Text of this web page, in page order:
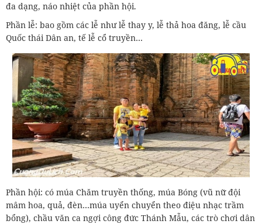
đa dạng, náo nhiệt của phần hội.
Phần lễ: bao gồm các lễ như lễ thay y, lễ thả hoa đăng, lễ cầu
Quốc thái Dân an, tế lễ cổ truyền…
Phần hội: có múa Chăm truyền thống, múa Bóng (vũ nữ đội
mâm hoa, quả, đèn…múa uyển chuyển theo điệu nhạc trầm
bổng), chầu văn ca ngợi công đức Thánh Mẫu, các trò chơi dân